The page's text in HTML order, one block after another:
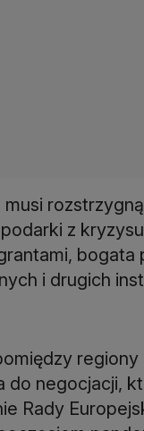
z
bogata
i drugich
do negocjacji,
Rady